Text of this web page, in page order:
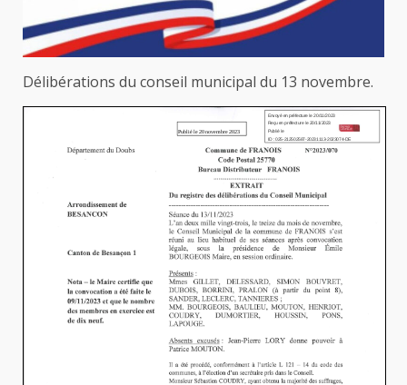
Délibérations du conseil municipal du 13 novembre.